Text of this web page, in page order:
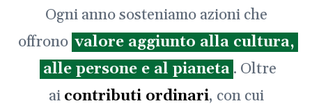
Ogni anno sosteniamo azioni che
offrono valore aggiunto alla cultura,
alle persone e al pianeta . Oltre
ai contributi ordinari, con cui